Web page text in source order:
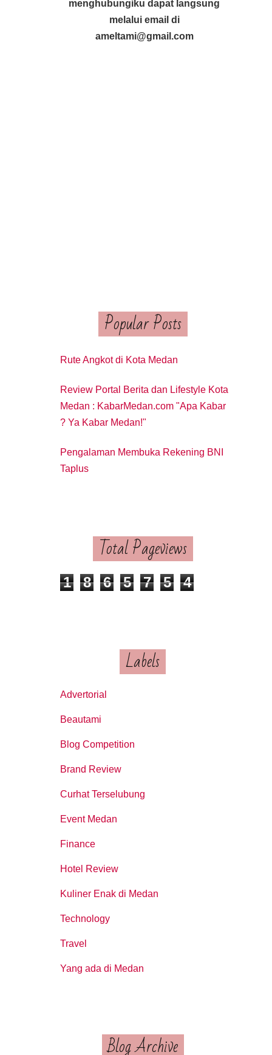
menghubungiku dapat langsung
melalui email di
ameltami@gmail.com
Popular Posts
Rute Angkot di Kota Medan
Review Portal Berita dan Lifestyle Kota
Medan : KabarMedan.com "Apa Kabar
? Ya Kabar Medan!"
Pengalaman Membuka Rekening BNI
Taplus
Total Pageviews
1 8 6 5 7 5 4
Labels
Advertorial
Beautami
Blog Competition
Brand Review
Curhat Terselubung
Event Medan
Finance
Hotel Review
Kuliner Enak di Medan
Technology
Travel
Yang ada di Medan
Blog Archive